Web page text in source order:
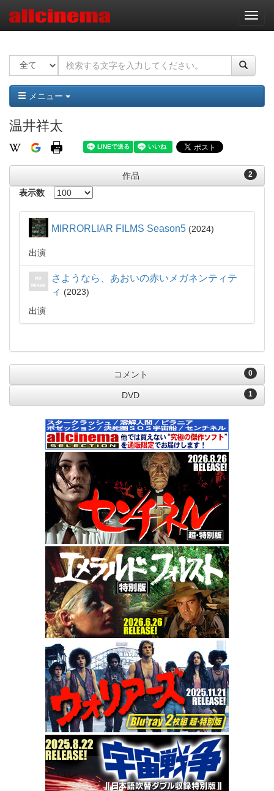
ナ
ビ
ー
ョ
ン
メニュー
温井祥太
2
作品
表示数
MIRRORLIAR FILMS Season5 2024
出演
さようなら、あおいの赤いメガネンティテ
ィ
2023
出演
0
コメント
1
DVD